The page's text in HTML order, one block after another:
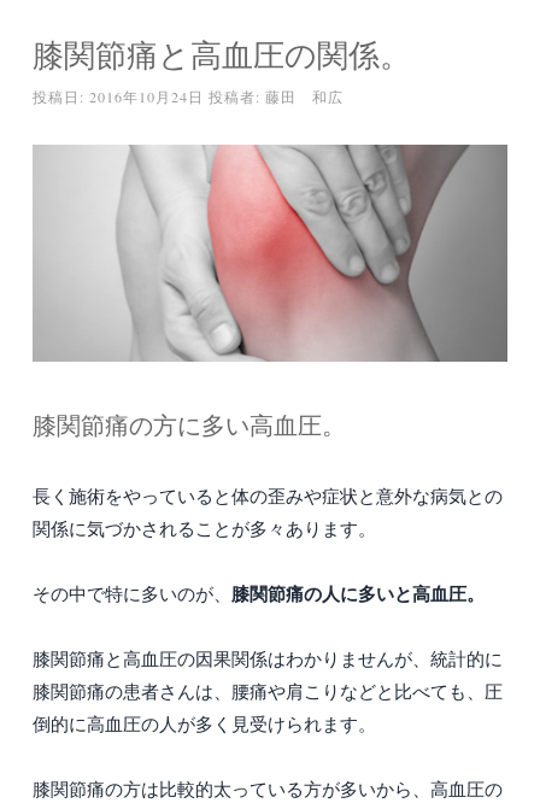
膝関節痛と高血圧の関係。
投稿日: 2016年10月24日 投稿者: 藤田 和広
膝関節痛の方に多い高血圧。
長く施術をやっていると体の歪みや症状と意外な病気との
関係に気づかされることが多々あります。
その中で特に多いのが、 膝関節痛の人に多いと高血圧。
膝関節痛と高血圧の因果関係はわかりませんが、統計的に
膝関節痛の患者さんは、腰痛や肩こりなどと比べても、圧
倒的に高血圧の人が多く見受けられます。
膝関節痛の方は比較的太っている方が多いから、高血圧の